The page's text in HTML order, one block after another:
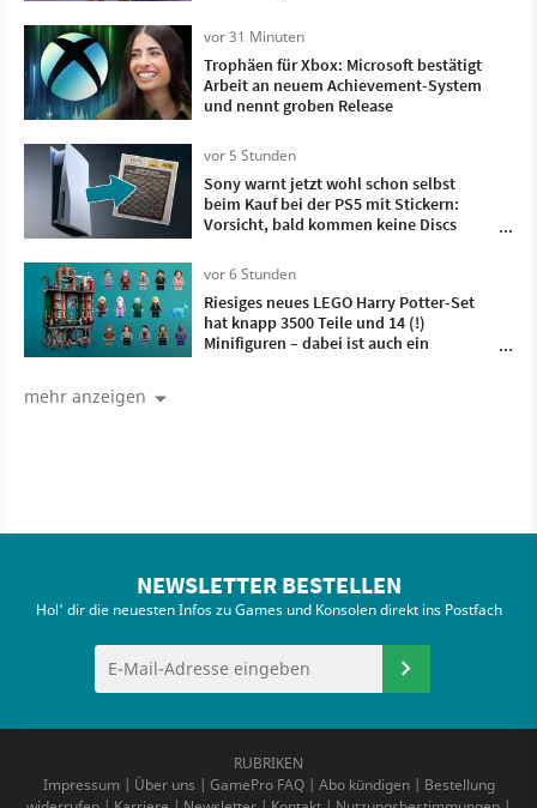
vor 31 Minuten
Trophäen für Xbox: Microsoft bestätigt
Arbeit an neuem Achievement-System
und nennt groben Release
vor 5 Stunden
Sony warnt jetzt wohl schon selbst
beim Kauf bei der PS5 mit Stickern:
Vorsicht, bald kommen keine Discs
vor 6 Stunden
Riesiges neues LEGO Harry Potter-Set
hat knapp 3500 Teile und 14 (!)
Minifiguren – dabei ist auch ein
mehr anzeigen
NEWSLETTER BESTELLEN
Hol' dir die neuesten Infos zu Games und Konsolen direkt ins Postfach
RUBRIKEN
Impressum| Über uns | GamePro FAQ| Abo kündigen| Bestellung